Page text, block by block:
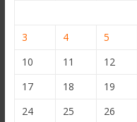
3
4 5
10
11 12
17
18 19
24
25 26